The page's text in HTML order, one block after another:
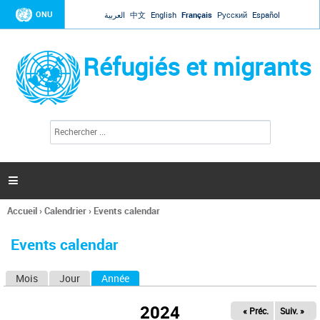
Jump to navigation
ONU العربية 中文 English Français Русский Español
Réfugiés et migrants
l
c
h
e

Vous
ici
Accueil›Calendrier› Events calendar
Events calendar
Mois Jour Année
2024 « Préc. Suiv. »